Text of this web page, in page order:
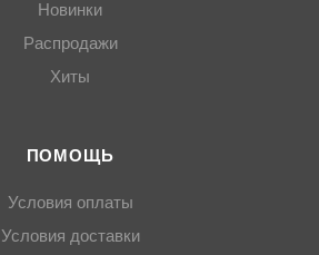
Новинки
Распродажи
Хиты
ПОМОЩЬ
Условия оплаты
Условия доставки